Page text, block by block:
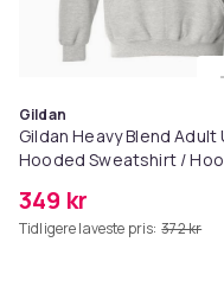
Gildan
Gildan Heavy Blend Adult
Hooded Sweatshirt /
349 kr
Tidligere laveste pris: 372 kr